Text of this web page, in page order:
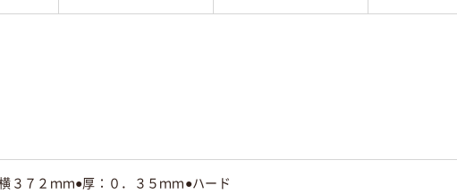
３７２ｍｍ●厚：０．３５ｍｍ●ハード